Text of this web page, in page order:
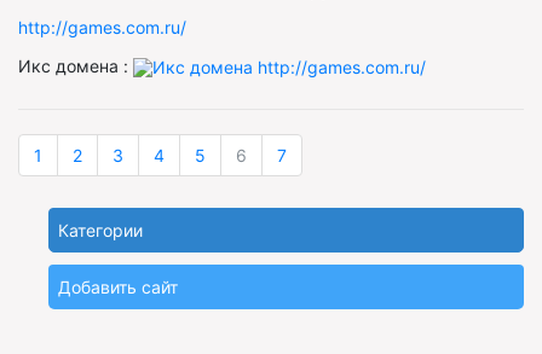
http://games.com.ru/
Икс домена :
1 2 3 4 5 6 7
Категории
Добавить сайт